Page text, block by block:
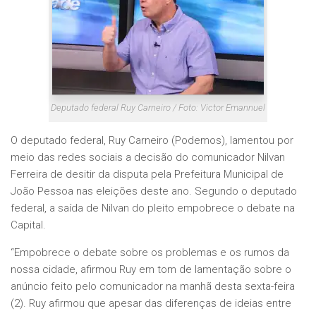
Deputado federal Ruy Carneiro / Foto: Victor Emannuel
O deputado federal, Ruy Carneiro (Podemos), lamentou por
meio das redes sociais a decisão do comunicador Nilvan
Ferreira de desitir da disputa pela Prefeitura Municipal de
João Pessoa nas eleições deste ano. Segundo o deputado
federal, a saída de Nilvan do pleito empobrece o debate na
Capital.
“Empobrece o debate sobre os problemas e os rumos da
nossa cidade, afirmou Ruy em tom de lamentação sobre o
anúncio feito pelo comunicador na manhã desta sexta-feira
(2). Ruy afirmou que apesar das diferenças de ideias entre